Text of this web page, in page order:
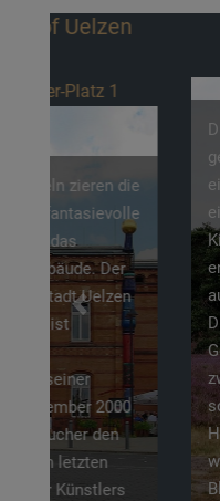
Klein
Die kleine
geschütztes
eine
einem der
Kiefernwäldern
entdecken Sie
aus vergangenen
Die schönste
Geschichte und
zwischen August
sogenannte
Heide, lässt hier
wunderschönen
Blütenpracht
Previous